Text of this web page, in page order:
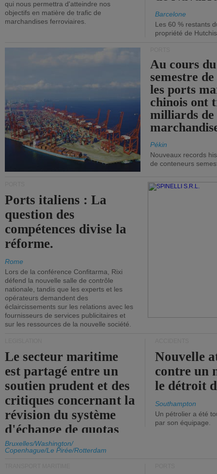
qui nous permettra d'atteindre nos
objectifs en matière de trafic de
marchandises ferroviaires.
Barcelone
Les 60 % restants
propriété de
Au cours
semestre
les ports
chinois ont
milliards de
Pékin
Nouveaux records
de conteneurs
Ports italiens : La
question des
compétences divise la
réforme.
Rome
Lors de la conférence Confitarma, Rixi
défend la nouvelle salle de contrôle
nationale, tandis que les experts et les
opérateurs demandent des
éclaircissements sur les relations avec les
fournisseurs de services publicitaires et
sur les ressources de la nouvelle société.
Le secteur maritime
est partagé entre un
soutien prudent et des
critiques concernant la
révision du système
d'échange de quotas
d'émission de l'UE.
Bruxelles/Washington/
Copenhague/Le Pirée/Rotterdam
Nouvelle
contre un
le détroit
Southampton
Un pétrolier a été
par son équipage.